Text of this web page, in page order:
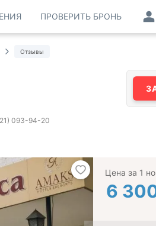
ПРОВЕРИТЬ БРОНЬ
Отзывы
093-94-20
Цена за 1
6